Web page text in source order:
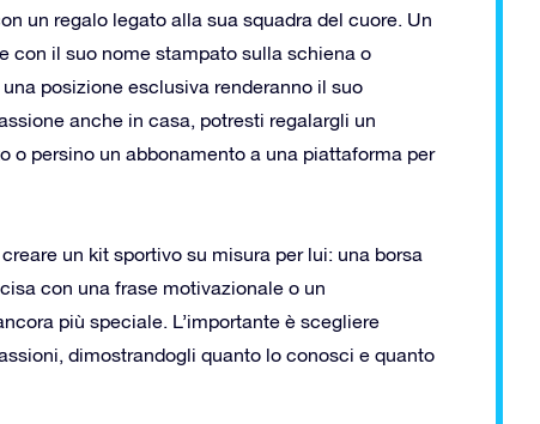
un regalo legato alla sua squadra del cuore. Un
con il suo nome stampato sulla schiena o
posizione esclusiva renderanno il suo
anche in casa, potresti regalargli un
o persino un abbonamento a una piattaforma per
un kit sportivo su misura per lui: una borsa
con una frase motivazionale o un
più speciale. L’importante è scegliere
dimostrandogli quanto lo conosci e quanto